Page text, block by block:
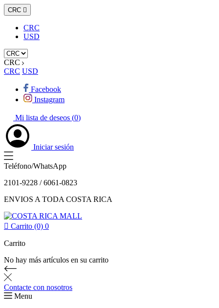
CRC 
CRC
USD
CRC
CRC USD
Facebook
Instagram
Mi lista de deseos (0)
Iniciar sesión
Teléfono/WhatsApp
2101-9228 / 6061-0823
ENVIOS A TODA COSTA RICA
 Carrito (0) 0
Carrito
No hay más artículos en su carrito
Contacte con nosotros
Menu